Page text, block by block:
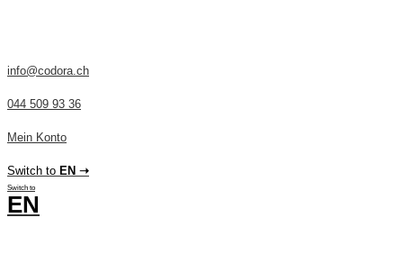
info@codora.ch
044 509 93 36
Mein Konto
Switch to EN ➝
Switch to
EN